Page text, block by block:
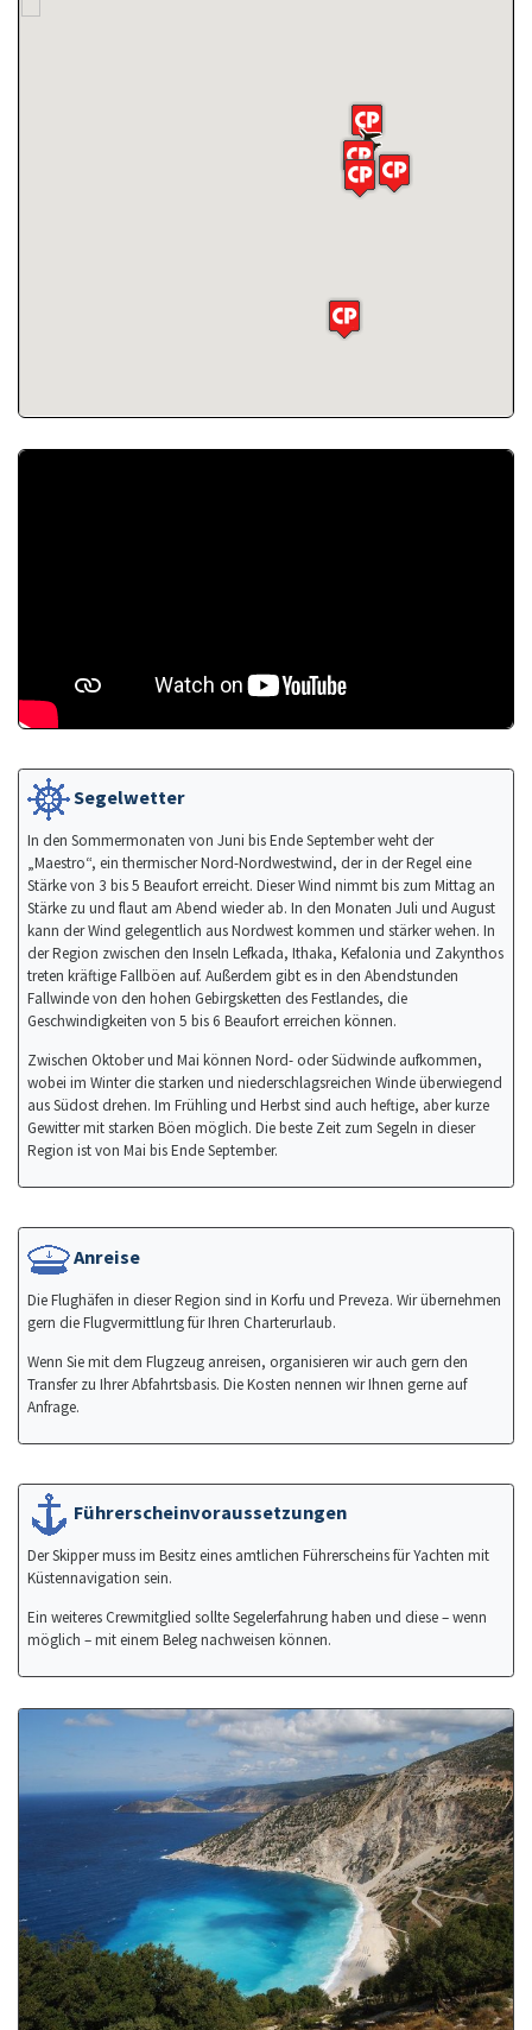
Segelwetter
In den Sommermonaten von Juni bis Ende September weht der
„Maestro“, ein thermischer Nord-Nordwestwind, der in der Regel eine
Stärke von 3 bis 5 Beaufort erreicht. Dieser Wind nimmt bis zum Mittag an
Stärke zu und flaut am Abend wieder ab. In den Monaten Juli und August
kann der Wind gelegentlich aus Nordwest kommen und stärker wehen. In
der Region zwischen den Inseln Lefkada, Ithaka, Kefalonia und Zakynthos
treten kräftige Fallböen auf. Außerdem gibt es in den Abendstunden
Fallwinde von den hohen Gebirgsketten des Festlandes, die
Geschwindigkeiten von 5 bis 6 Beaufort erreichen können.
Zwischen Oktober und Mai können Nord- oder Südwinde aufkommen,
wobei im Winter die starken und niederschlagsreichen Winde überwiegend
aus Südost drehen. Im Frühling und Herbst sind auch heftige, aber kurze
Gewitter mit starken Böen möglich. Die beste Zeit zum Segeln in dieser
Region ist von Mai bis Ende September.
Anreise
Die Flughäfen in dieser Region sind in Korfu und Preveza. Wir übernehmen
gern die Flugvermittlung für Ihren Charterurlaub.
Wenn Sie mit dem Flugzeug anreisen, organisieren wir auch gern den
Transfer zu Ihrer Abfahrtsbasis. Die Kosten nennen wir Ihnen gerne auf
Anfrage.
Führerscheinvoraussetzungen
Der Skipper muss im Besitz eines amtlichen Führerscheins für Yachten mit
Küstennavigation sein.
Ein weiteres Crewmitglied sollte Segelerfahrung haben und diese – wenn
möglich – mit einem Beleg nachweisen können.